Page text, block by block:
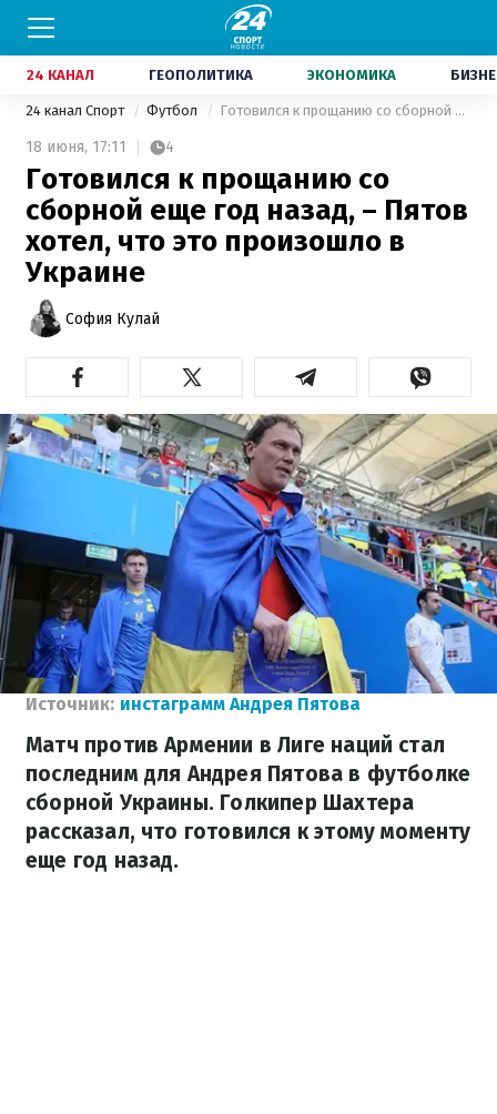
24 КАНАЛ ГЕОПОЛИТИКА ЭКОНОМИКА
24 канал Спорт Футбол Готовился к прощанию со сборной еще год назад, – Пятов хотел, что это произошло в Украине
18 июня, 17:11 4
Готовился к прощанию со
сборной еще год назад, – Пятов
хотел, что это произошло в
Украине
София Кулай
Источник: инстаграмм Андрея Пятова
Матч против Армении в Лиге наций стал
последним для Андрея Пятова в футболке
сборной Украины. Голкипер Шахтера
рассказал, что готовился к этому моменту
еще год назад.